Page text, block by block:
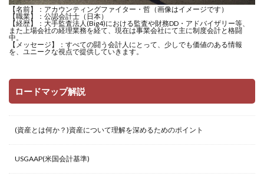
【名前】：アカウンティングファイター・哲（画像はイメージです）
【職業】：公認会計士（日本）
【経歴】：大手監査法人(Big4)における監査や財務DD・アドバイザリー等、
また上場会社の経理業務を経て、現在は事業会社にて主に制度会計と格闘
中。
【メッセージ】：すべての闘う会計人にとって、少しでも価値のある情報
を、ユニークな視点で提供していきます。
ロードマップ解説
(資産とは何か？)資産について理解を深めるためのポイント
USGAAP(米国会計基準)